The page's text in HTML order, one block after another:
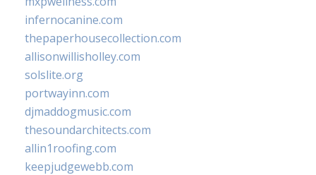
infernocanine.com
thepaperhousecollection.com
allisonwillisholley.com
solslite.org
portwayinn.com
djmaddogmusic.com
thesoundarchitects.com
allin1roofing.com
keepjudgewebb.com